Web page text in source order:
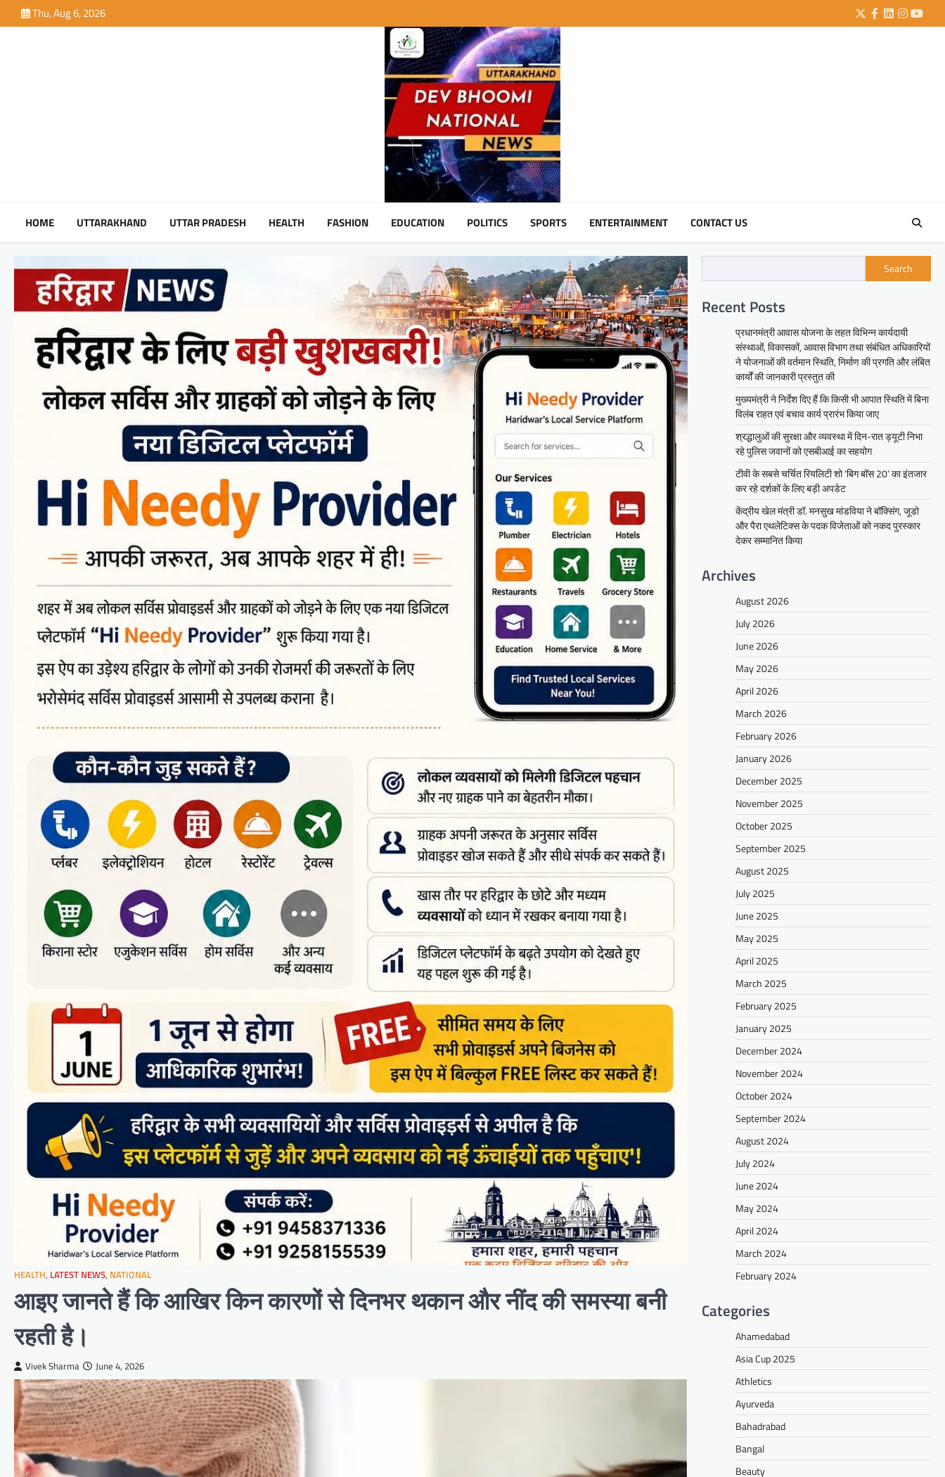
to
Thu, Aug 6, 2026 Twitter
Facebook
LinkedIn
HOME UTTARAKHAND UTTAR PRADESH HEALTH FASHION EDUCATION POLITICS SPORTS ENTERTAINMENT CONTACT US
HEALTH, LATEST NEWS, NATIONAL
आइए जानते हैं कि आखिर किन कारणों से दिनभर थकान और नींद की समस्या बनी
रहती है।
Vivek Sharma June 4, 2026
Search
Recent Posts
प्रधानमंत्री आवास योजना के तहत विभिन्न कार्यदायी
संस्थाओं, विकासकों, आवास विभाग तथा संबंधित अधिकारियों
ने योजनाओं की वर्तमान स्थिति, निर्माण की प्रगति और लंबित
कार्यों की जानकारी प्रस्तुत की
मुख्यमंत्री ने निर्देश दिए हैं कि किसी भी आपात स्थिति में बिना
विलंब राहत एवं बचाव कार्य प्रारंभ किया जाए
श्रद्धालुओं की सुरक्षा और व्यवस्था में दिन-रात ड्यूटी निभा
रहे पुलिस जवानों को एसबीआई का सहयोग
टीवी के सबसे चर्चित रियलिटी शो ‘बिग बॉस 20’ का इंतजार
कर रहे दर्शकों के लिए बड़ी अपडेट
केंद्रीय खेल मंत्री डॉ. मनसुख मांडविया ने बॉक्सिंग, जूडो
और पैरा एथलेटिक्स के पदक विजेताओं को नकद पुरस्कार
देकर सम्मानित किया
Archives
August 2026
July 2026
June 2026
May 2026
April 2026
March 2026
February 2026
January 2026
December 2025
November 2025
October 2025
September 2025
August 2025
July 2025
June 2025
May 2025
April 2025
March 2025
February 2025
January 2025
December 2024
November 2024
October 2024
September 2024
August 2024
July 2024
June 2024
May 2024
April 2024
March 2024
February 2024
Categories
Ahamedabad
Asia Cup 2025
Athletics
Ayurveda
Bahadrabad
Bangal
Beauty